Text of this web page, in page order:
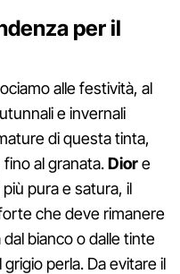
per il
alle festività, al
e invernali
di questa tinta,
al granata.Diore
pura e satura, il
che deve rimanere
bianco o dalle tinte
perla. Da evitare il